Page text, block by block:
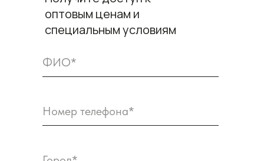
оптовым ценам и
специальным условиям